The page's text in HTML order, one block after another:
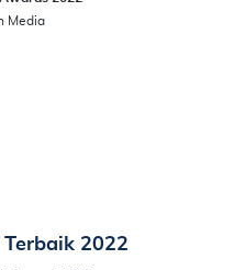
Media
2022